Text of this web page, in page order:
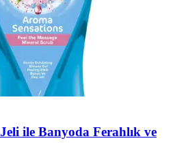
ile Banyoda Ferahlık ve